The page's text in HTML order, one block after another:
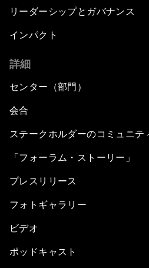
リーダーシップとガバナンス
インパクト
詳細
センター（部門）
会合
ステークホルダーのコミュニテ
「フォーラム・ストーリー」
プレスリリース
フォトギャラリー
ビデオ
ポッドキャスト